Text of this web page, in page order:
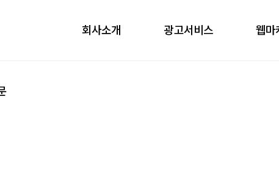
회사소개 광고서비스 웹마